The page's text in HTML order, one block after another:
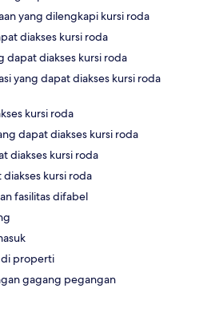
yang dilengkapi kursi roda
diakses kursi roda
dapat diakses kursi roda
yang dapat diakses kursi roda
kursi roda
dapat diakses kursi roda
diakses kursi roda
kursi roda
fasilitas difabel
di properti
gagang pegangan